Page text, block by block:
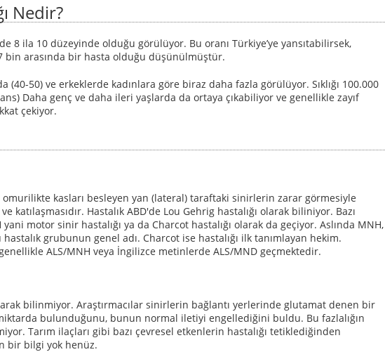
Nedir?
8 ila 10 düzeyinde olduğu görülüyor. Bu oranı Türkiye’ye yansıtabilirsek,
bin arasında bir hasta olduğu düşünülmüştür.
(40-50) ve erkeklerde kadınlara göre biraz daha fazla görülüyor. Sıklığı 100.000
Daha genç ve daha ileri yaşlarda da ortaya çıkabiliyor ve genellikle zayıf
çekiyor.
omurilikte kasları besleyen yan (lateral) taraftaki sinirlerin zarar görmesiyle
katılaşmasıdır. Hastalık ABD'de Lou Gehrig hastalığı olarak biliniyor. Bazı
motor sinir hastalığı ya da Charcot hastalığı olarak da geçiyor. Aslında MNH,
grubunun genel adı. Charcot ise hastalığı ilk tanımlayan hekim.
ALS/MNH veya İngilizce metinlerde ALS/MND geçmektedir.
bilinmiyor. Araştırmacılar sinirlerin bağlantı yerlerinde glutamat denen bir
bulunduğunu, bunun normal iletiyi engellediğini buldu. Bu fazlalığın
Tarım ilaçları gibi bazı çevresel etkenlerin hastalığı tetiklediğinden
bir bilgi yok henüz.